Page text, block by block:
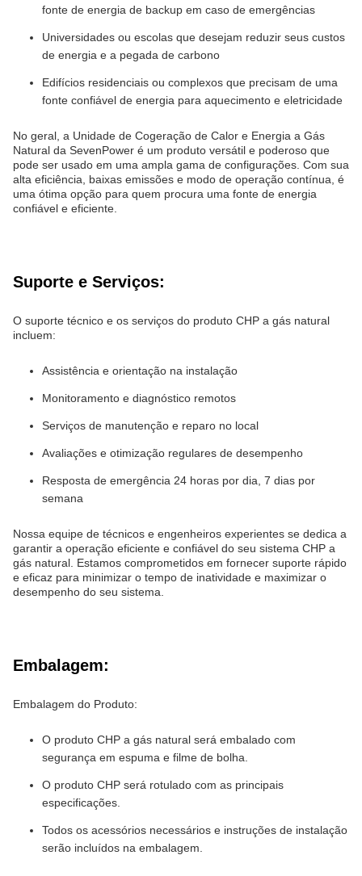
fonte de energia de backup em caso de emergências
Universidades ou escolas que desejam reduzir seus custos
de energia e a pegada de carbono
Edifícios residenciais ou complexos que precisam de uma
fonte confiável de energia para aquecimento e eletricidade
No geral, a Unidade de Cogeração de Calor e Energia a Gás
Natural da SevenPower é um produto versátil e poderoso que
pode ser usado em uma ampla gama de configurações. Com sua
alta eficiência, baixas emissões e modo de operação contínua, é
uma ótima opção para quem procura uma fonte de energia
confiável e eficiente.
Suporte e Serviços:
O suporte técnico e os serviços do produto CHP a gás natural
incluem:
Assistência e orientação na instalação
Monitoramento e diagnóstico remotos
Serviços de manutenção e reparo no local
Avaliações e otimização regulares de desempenho
Resposta de emergência 24 horas por dia, 7 dias por
semana
Nossa equipe de técnicos e engenheiros experientes se dedica a
garantir a operação eficiente e confiável do seu sistema CHP a
gás natural. Estamos comprometidos em fornecer suporte rápido
e eficaz para minimizar o tempo de inatividade e maximizar o
desempenho do seu sistema.
Embalagem:
Embalagem do Produto:
O produto CHP a gás natural será embalado com
segurança em espuma e filme de bolha.
O produto CHP será rotulado com as principais
especificações.
Todos os acessórios necessários e instruções de instalação
serão incluídos na embalagem.